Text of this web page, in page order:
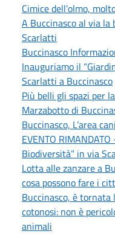
Cimice dell’olmo,
A Buccinasco al via la
Scarlatti
Buccinasco
Inauguriamo il
Scarlatti a Buccinasco
Più belli gli spazi per
Marzabotto di
Buccinasco, L’area
EVENTO
Biodiversità” in via
Lotta alle zanzare a
cosa possono fare i
Buccinasco, è
cotonosi: non è
animali